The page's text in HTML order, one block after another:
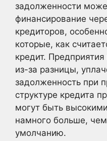
задолженности
финансирование
кредиторов,
которые, как
кредит.
из-за разницы,
задолженность при
структуре кредита
могут быть
намного больше,
умолчанию.